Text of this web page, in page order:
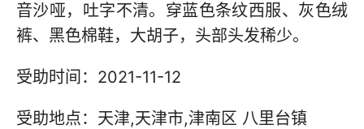
音沙哑，吐字不清。穿蓝色条纹西服、灰色绒
裤、黑色棉鞋，大胡子，头部头发稀少。
受助时间：2021-11-12
受助地点：天津,天津市,津南区 八里台镇